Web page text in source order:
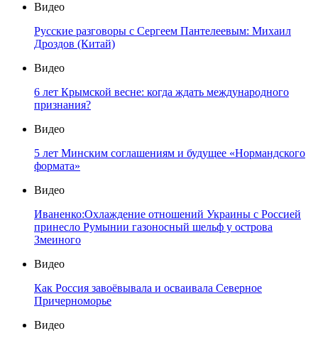
Видео
Русские разговоры с Сергеем Пантелеевым: Михаил
Дроздов (Китай)
Видео
6 лет Крымской весне: когда ждать международного
признания?
Видео
5 лет Минским соглашениям и будущее «Нормандского
формата»
Видео
Иваненко:Охлаждение отношений Украины с Россией
принесло Румынии газоносный шельф у острова
Змеиного
Видео
Как Россия завоёвывала и осваивала Северное
Причерноморье
Видео